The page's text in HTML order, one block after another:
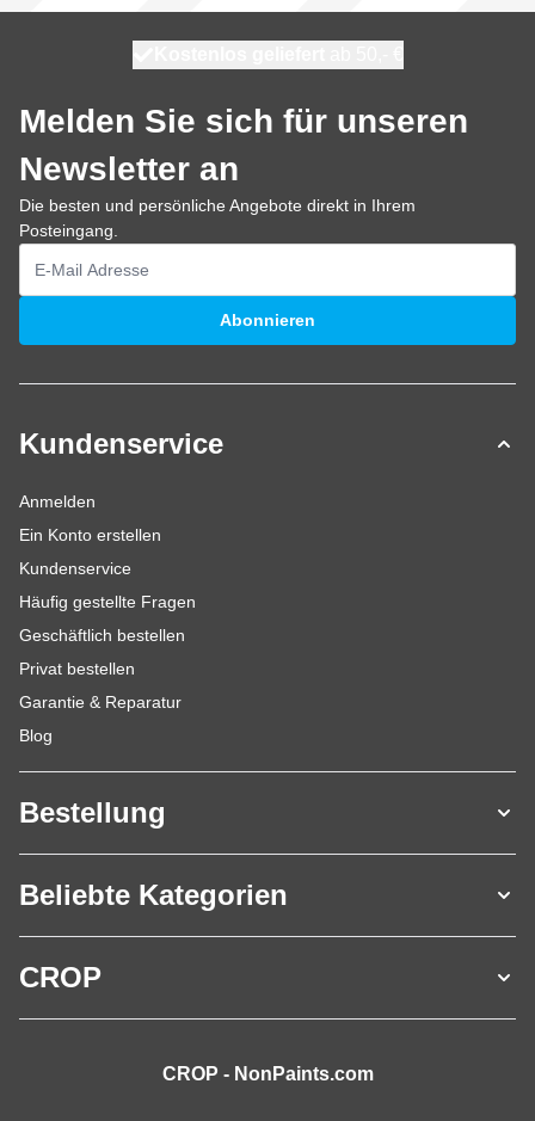
Melden Sie sich für unseren
Newsletter an
Die besten und persönliche Angebote direkt in Ihrem
Posteingang.
E-Mailadresse
Abonnieren
Kundenservice
Anmelden
Ein Konto erstellen
Kundenservice
Häufig gestellte Fragen
Geschäftlich bestellen
Privat bestellen
Garantie & Reparatur
Blog
Bestellung
Beliebte Kategorien
CROP
CROP - NonPaints.com